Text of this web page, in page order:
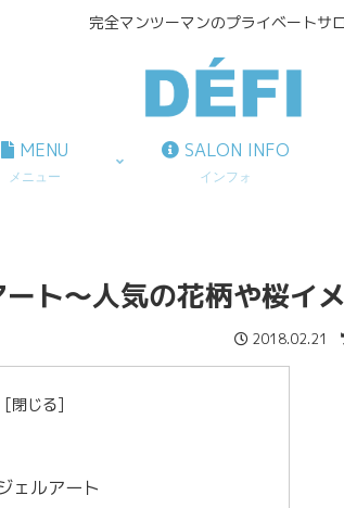
完全マンツーマンのプライベートサ
MENU
メニュー
SALON INFO
インフォ
ト～人気の花柄や桜イ
2018.02.21
ェルアート